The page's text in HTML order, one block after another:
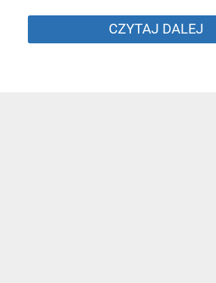
CZYTAJ DALEJ